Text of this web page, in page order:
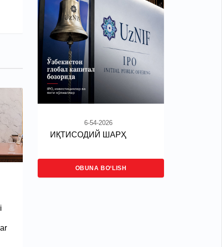
6-54-2026
ИҚТИСОДИЙ ШАРҲ
OBUNA BO‘LISH